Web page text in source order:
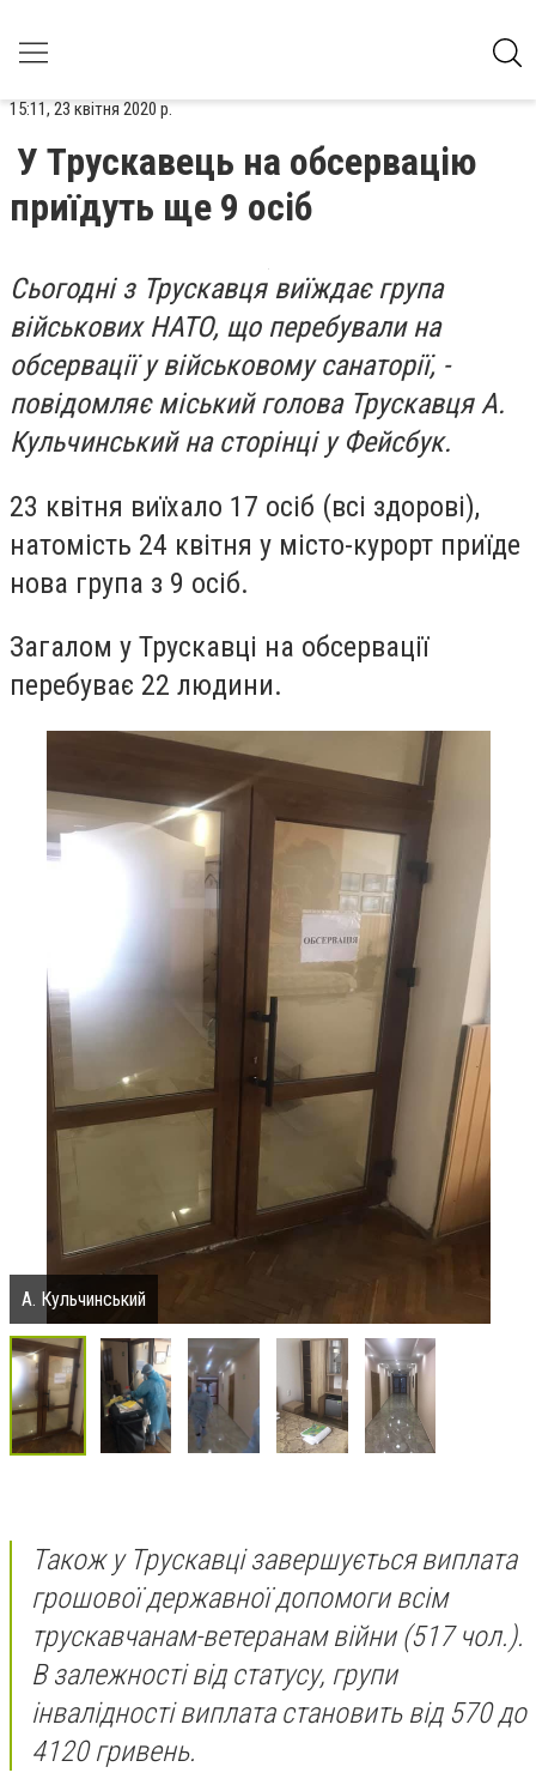
15:11, 23 квітня 2020 р.
У Трускавець на обсервацію
приїдуть ще 9 осіб
Сьогодні з Трускавця виїждає група
військових НАТО, що перебували на
обсервації у військовому санаторії, -
повідомляє міський голова Трускавця А.
Кульчинський на сторінці у Фейсбук.
23 квітня виїхало 17 осіб (всі здорові),
натомість 24 квітня у місто-курорт приїде
нова група з 9 осіб.
Загалом у Трускавці на обсервації
перебуває 22 людини.
А. Кульчинський
Також у Трускавці завершується виплата
грошової державної допомоги всім
трускавчанам-ветеранам війни (517 чол.).
В залежності від статусу, групи
інвалідності виплата становить від 570 до
4120 гривень.